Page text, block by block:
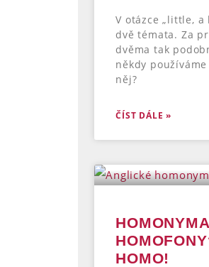
V otázce „little,
dvě témata. Za
dvěma tak
někdy
něj?
ČÍST DÁLE »
HOMO!